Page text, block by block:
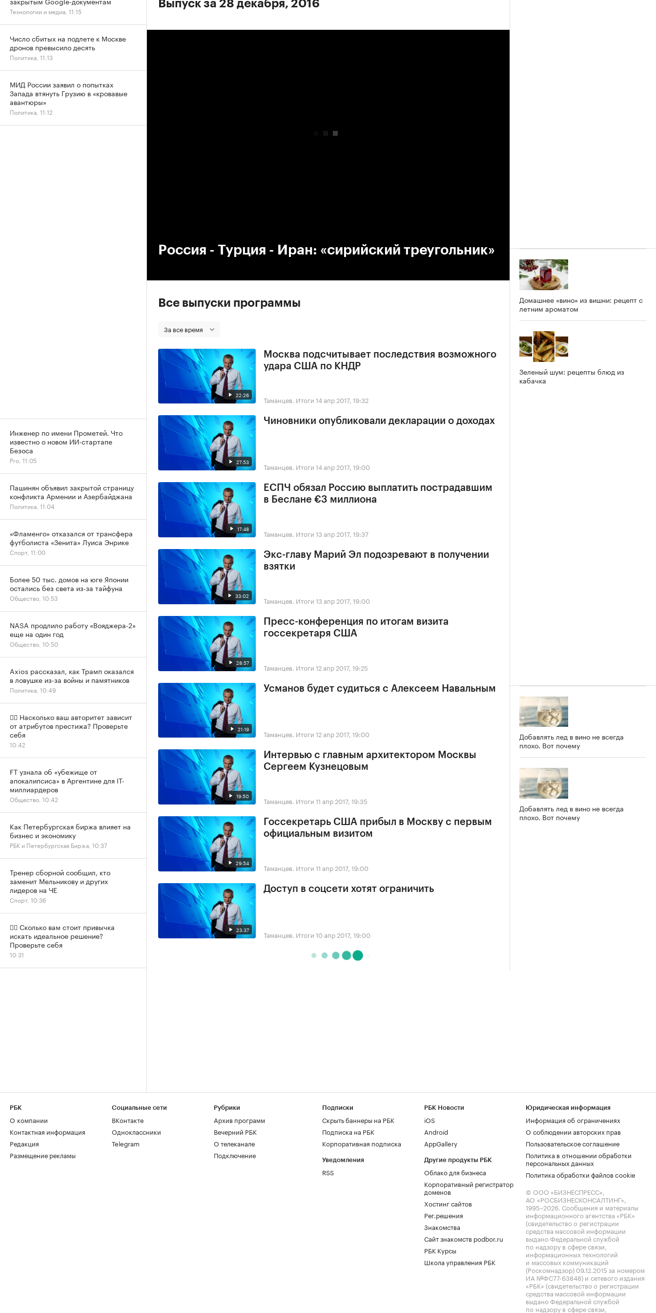
Выпуск за 28 декабря, 2016
Россия - Турция - Иран: «сирийский треугольник»
Все выпуски программы
За все время
22:26
Москва подсчитывает последствия возможного
удара США по КНДР
Таманцев. Итоги 14 апр 2017, 19:32
27:53
Чиновники опубликовали декларации о доходах
Таманцев. Итоги 14 апр 2017, 19:00
17:48
ЕСПЧ обязал Россию выплатить пострадавшим
в Беслане €3 миллиона
Таманцев. Итоги 13 апр 2017, 19:37
33:02
Экс-главу Марий Эл подозревают в получении
взятки
Таманцев. Итоги 13 апр 2017, 19:00
28:57
Пресс-конференция по итогам визита
госсекретаря США
Таманцев. Итоги 12 апр 2017, 19:25
21:19
Усманов будет судиться с Алексеем Навальным
Таманцев. Итоги 12 апр 2017, 19:00
19:50
Интервью с главным архитектором Москвы
Сергеем Кузнецовым
Таманцев. Итоги 11 апр 2017, 19:35
29:54
Госсекретарь США прибыл в Москву с первым
официальным визитом
Таманцев. Итоги 11 апр 2017, 19:00
23:37
Доступ в соцсети хотят ограничить
Таманцев. Итоги 10 апр 2017, 19:00
Домашнее «вино» из вишни: рецепт с
летним ароматом
Зеленый шум: рецепты блюд из
кабачка
Добавлять лед в вино не всегда
плохо. Вот почему
Добавлять лед в вино не всегда
плохо. Вот почему
Технологии и медиа, 11:15
Число сбитых на подлете к Москве
дронов превысило десять
Политика, 11:13
МИД России заявил о попытках
Запада втянуть Грузию в «кровавые
авантюры»
Политика, 11:12
Инженер по имени Прометей. Что
известно о новом ИИ-стартапе
Безоса
Pro, 11:05
Пашинян объявил закрытой страницу
конфликта Армении и Азербайджана
Политика, 11:04
«Фламенго» отказался от трансфера
футболиста «Зенита» Луиса Энрике
Спорт, 11:00
Более 50 тыс. домов на юге Японии
остались без света из-за тайфуна
Общество, 10:53
NASA продлило работу «Вояджера-2»
еще на один год
Общество, 10:50
Axios рассказал, как Трамп оказался
в ловушке из-за войны и памятников
Политика, 10:49
✍🏻 Насколько ваш авторитет зависит
от атрибутов престижа? Проверьте
себя
10:42
FT узнала об «убежище от
апокалипсиса» в Аргентине для IT-
миллиардеров
Общество, 10:42
Как Петербургская биржа влияет на
бизнес и экономику
РБК и Петербургская Биржа, 10:37
Тренер сборной сообщил, кто
заменит Мельникову и других
лидеров на ЧЕ
Спорт, 10:36
✍🏻 Сколько вам стоит привычка
искать идеальное решение?
Проверьте себя
10:31
РБК
О компании
Контактная информация
Редакция
Размещение рекламы
Социальные сети
ВКонтакте
Одноклассники
Telegram
Рубрики
Архив программ
Вечерний РБК
О телеканале
Подключение
Подписки
Скрыть баннеры на РБК
Подписка на РБК
Корпоративная подписка
Уведомления
RSS
РБК Новости
iOS
Android
AppGallery
Другие продукты РБК
Облако для бизнеса
Корпоративный регистратор
доменов
Хостинг сайтов
Рег.решения
Знакомства
Сайт знакомств podbor.ru
РБК Курсы
Школа управления РБК
Юридическая информация
Информация об ограничениях
О соблюдении авторских прав
Пользовательское соглашение
Политика в отношении обработки
персональных данных
Политика обработки файлов cookie
© ООО «БИЗНЕСПРЕСС»,
АО «РОСБИЗНЕСКОНСАЛТИНГ»,
1995–2026. Сообщения и материалы
информационного агентства «РБК»
(свидетельство о регистрации
средства массовой информации
выдано Федеральной службой
по надзору в сфере связи,
информационных технологий
и массовых коммуникаций
(Роскомнадзор) 09.12.2015 за номером
ИА №ФС77-63848) и сетевого издания
«РБК» (свидетельство о регистрации
средства массовой информации
выдано Федеральной службой
по надзору в сфере связи,